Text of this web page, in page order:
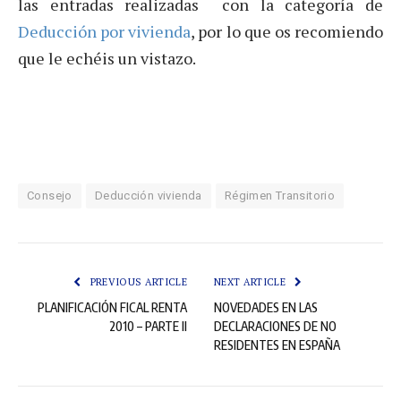
Deducción por vivienda, por lo que os recomiendo
que le echéis un vistazo.
Consejo Deducción vivienda Régimen Transitorio
PREVIOUS ARTICLE
PLANIFICACIÓN FICAL RENTA
2010 – PARTE II
NEXT ARTICLE
NOVEDADES EN LAS
DECLARACIONES DE NO
RESIDENTES EN ESPAÑA